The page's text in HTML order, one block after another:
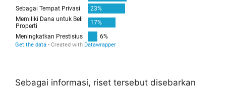
Sebagai informasi, riset tersebut disebarkan